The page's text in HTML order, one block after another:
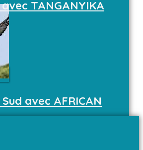
TANGANYIKA
avec AFRICAN